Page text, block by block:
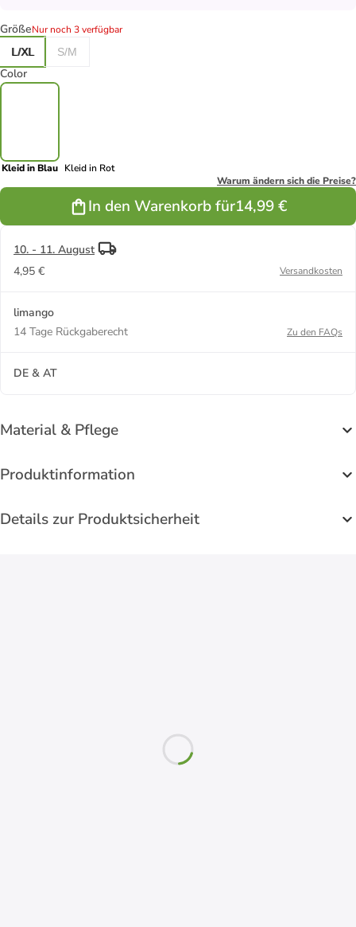
GrößeNur noch 3 verfügbar
L/XL
S/M
Color
Kleid in Blau Kleid in Rot
Warum ändern sich die Preise?
In den Warenkorb für14,99 €
10. - 11. August
4,95 €
Versandkosten
limango
14 Tage Rückgaberecht
Zu den FAQs
DE & AT
Material & Pflege
Produktinformation
Details zur Produktsicherheit